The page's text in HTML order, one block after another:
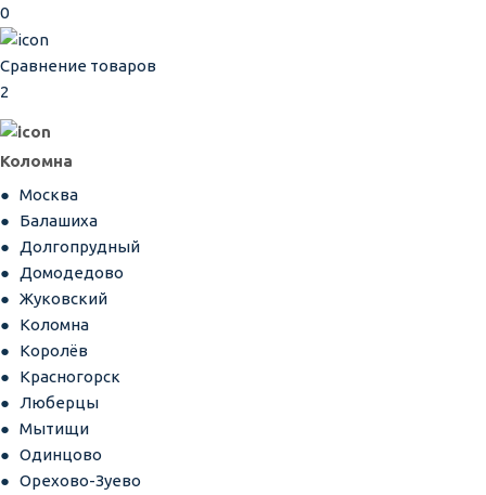
0
Сравнение товаров
2
Коломна
Москва
Балашиха
Долгопрудный
Домодедово
Жуковский
Коломна
Королёв
Красногорск
Люберцы
Мытищи
Одинцово
Орехово-Зуево